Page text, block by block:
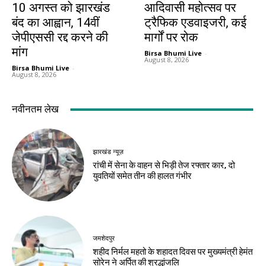
10 अगस्त को झारखंड
बंद का आह्वान, 14वीं
जेपीएससी रद्द करने की
मांग
Birsa Bhumi Live -
August 8, 2026
आदिवासी महोत्सव पर
ट्रैफिक एडवाइजरी, कई
मार्गों पर रोक
Birsa Bhumi Live -
August 8, 2026
नवीनतम लेख
झारखंड न्यूज़
रांची में सेना के वाहन से भिड़ी तेज रफ्तार कार, दो
युवतियों समेत तीन की हालत गंभीर
जमशेदपुर
शहीद निर्मल महतो के शहादत दिवस पर मुख्यमंत्री हेमंत
सोरेन ने अर्पित की श्रद्धांजलि